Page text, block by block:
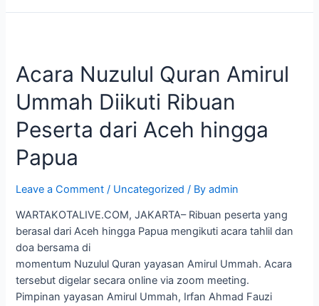
Acara Nuzulul Quran Amirul
Ummah Diikuti Ribuan
Peserta dari Aceh hingga
Papua
Leave a Comment / Uncategorized / Byadmin
WARTAKOTALIVE.COM, JAKARTA– Ribuan peserta yang
berasal dari Aceh hingga Papua mengikuti acara tahlil dan
doa bersama di
momentum Nuzulul Quran yayasan Amirul Ummah. Acara
tersebut digelar secara online via zoom meeting.
Pimpinan yayasan Amirul Ummah, Irfan Ahmad Fauzi
Quran
Amirul
Ummah
Ribuan
Peserta
dari
Aceh
Papua